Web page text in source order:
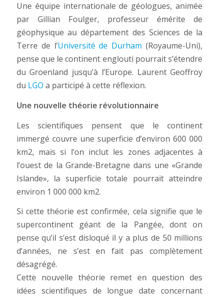
Une équipe internationale de géologues, animée
par Gillian Foulger, professeur émérite de
géophysique au département des Sciences de la
Terre de l’Université de Durham (Royaume-Uni),
pense que le continent englouti pourrait s’étendre
du Groenland jusqu’à l’Europe. Laurent Geoffroy
du LGO a participé à cette réflexion.
Une nouvelle théorie révolutionnaire
Les scientifiques pensent que le continent
immergé couvre une superficie d’environ 600 000
km2, mais si l’on inclut les zones adjacentes à
l’ouest de la Grande-Bretagne dans une «Grande
Islande», la superficie totale pourrait atteindre
environ 1 000 000 km2.
Si cette théorie est confirmée, cela signifie que le
supercontinent géant de la Pangée, dont on
pense qu’il s’est disloqué il y a plus de 50 millions
d’années, ne s’est en fait pas complètement
désagrégé.
Cette nouvelle théorie remet en question des
idées scientifiques de longue date concernant